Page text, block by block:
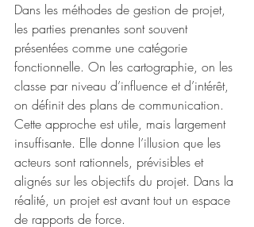
Dans les méthodes de gestion de projet,
les parties prenantes sont souvent
présentées comme une catégorie
fonctionnelle. On les cartographie, on les
classe par niveau d’influence et d’intérêt,
on définit des plans de communication.
Cette approche est utile, mais largement
insuffisante. Elle donne l’illusion que les
acteurs sont rationnels, prévisibles et
alignés sur les objectifs du projet. Dans la
réalité, un projet est avant tout un espace
de rapports de force.